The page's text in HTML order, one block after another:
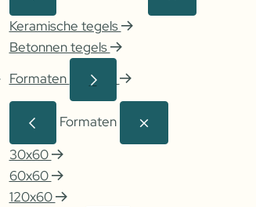
Keramische tegels
Betonnen tegels
Formaten
Formaten
30x60
60x60
120x60